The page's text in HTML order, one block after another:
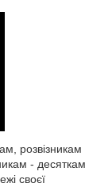
розвізникам
- десяткам
своєї